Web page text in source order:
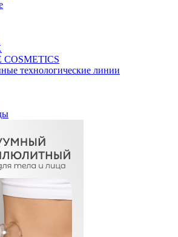
COSMETICS
технологические линии